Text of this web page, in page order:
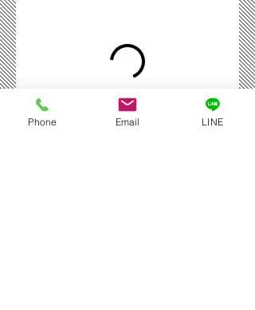
Phone Email LINE